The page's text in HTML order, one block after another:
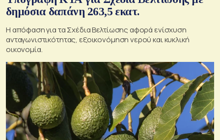
δημόσια δαπάνη 263,5 εκατ.
Η απόφαση για τα Σχέδια Βελτίωσης αφορά ενίσχυση
ανταγωνιστικότητας, εξοικονόμηση νερού και κυκλική
οικονομία.